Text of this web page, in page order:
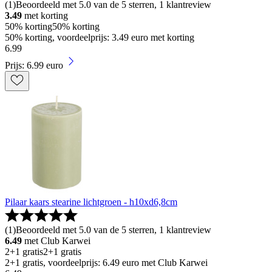
(1)Beoordeeld met 5.0 van de 5 sterren, 1 klantreview
3.49 met korting
50% korting50% korting
50% korting, voordeelprijs: 3.49 euro met korting
6.99
Prijs: 6.99 euro
Pilaar kaars stearine lichtgroen - h10xd6,8cm
(1)Beoordeeld met 5.0 van de 5 sterren, 1 klantreview
6.49 met Club Karwei
2+1 gratis2+1 gratis
2+1 gratis, voordeelprijs: 6.49 euro met Club Karwei